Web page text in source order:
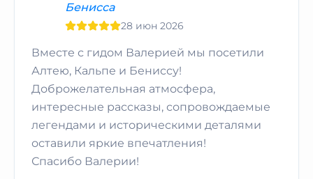
Бенисса
28 июн 2026
Вместе с гидом Валерией мы посетили
Алтею, Кальпе и Бениссу!
Доброжелательная атмосфера,
интересные рассказы, сопровождаемые
легендами и историческими деталями
оставили яркие впечатления!
Спасибо Валерии!